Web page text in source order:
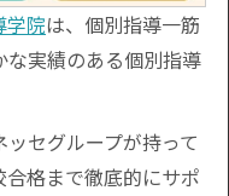
学院は、個別指導一筋
実績のある個別指導
セグループが持って
格まで徹底的にサポ